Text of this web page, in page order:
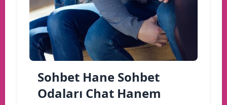
Sohbet Hane Sohbet
Odaları Chat Hanem